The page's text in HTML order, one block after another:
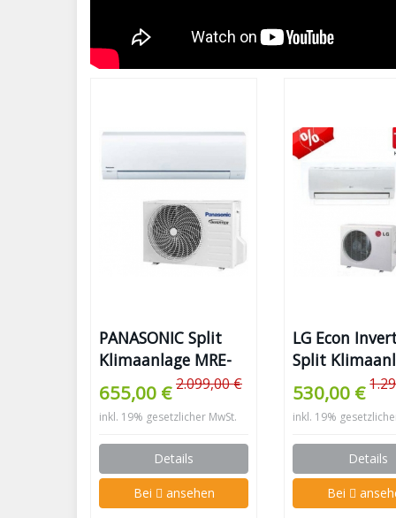
PANASONIC Split
Klimaanlage MRE-
PKE
655,00 €2.099,00 €
inkl. 19% gesetzlicher MwSt.
Details
Bei ansehen
LG Econ
Split
530,00 €
inkl. 19%
Details
Bei